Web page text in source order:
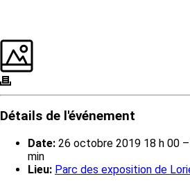
Détails de l'événement
Date: 26 octobre 2019 18 h 00 –
min
Lieu: Parc des exposition de